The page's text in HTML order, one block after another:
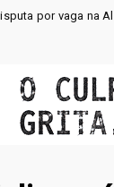
Gama, aponta